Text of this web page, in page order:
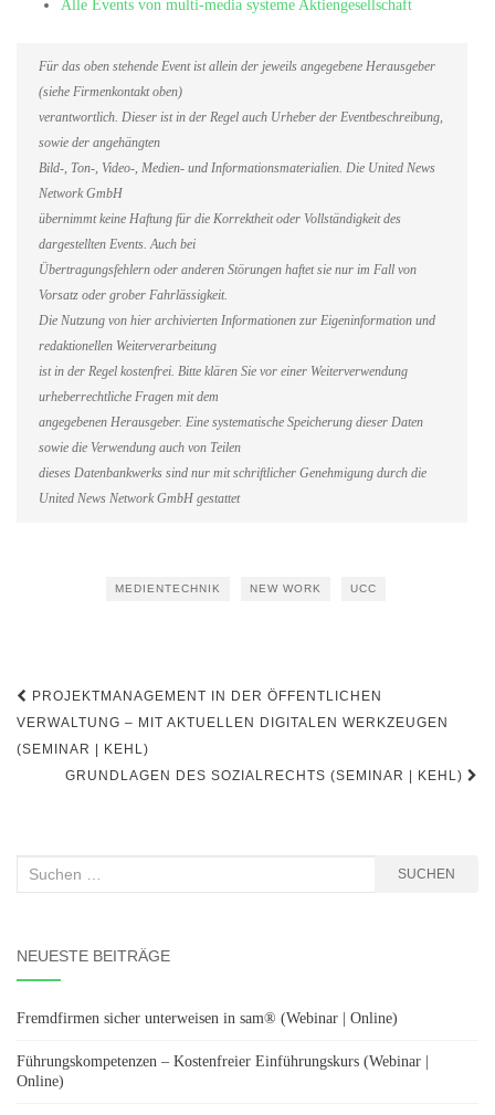
Alle Events von multi-media systeme Aktiengesellschaft
Für das oben stehende Event ist allein der jeweils angegebene Herausgeber
(siehe Firmenkontakt oben)
verantwortlich. Dieser ist in der Regel auch Urheber der Eventbeschreibung,
sowie der angehängten
Bild-, Ton-, Video-, Medien- und Informationsmaterialien. Die United News
Network GmbH
übernimmt keine Haftung für die Korrektheit oder Vollständigkeit des
dargestellten Events. Auch bei
Übertragungsfehlern oder anderen Störungen haftet sie nur im Fall von
Vorsatz oder grober Fahrlässigkeit.
Die Nutzung von hier archivierten Informationen zur Eigeninformation und
redaktionellen Weiterverarbeitung
ist in der Regel kostenfrei. Bitte klären Sie vor einer Weiterverwendung
urheberrechtliche Fragen mit dem
angegebenen Herausgeber. Eine systematische Speicherung dieser Daten
sowie die Verwendung auch von Teilen
dieses Datenbankwerks sind nur mit schriftlicher Genehmigung durch die
United News Network GmbH gestattet
MEDIENTECHNIK NEW WORK UCC
Beitragsnavigation
PROJEKTMANAGEMENT IN DER ÖFFENTLICHEN
VERWALTUNG – MIT AKTUELLEN DIGITALEN WERKZEUGEN
(SEMINAR | KEHL)
GRUNDLAGEN DES SOZIALRECHTS (SEMINAR | KEHL)
Suchen
SUCHEN
NEUESTE BEITRÄGE
Fremdfirmen sicher unterweisen in sam® (Webinar | Online)
Führungskompetenzen – Kostenfreier Einführungskurs (Webinar |
Online)